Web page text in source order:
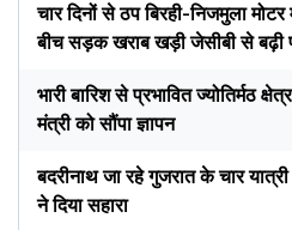
चार दिनों से ठप बिरही-निजमुला
बीच सड़क खराब खड़ी जेसीबी से बढ़ी
भारी बारिश से प्रभावित ज्योतिर्मठ
मंत्री को सौंपा ज्ञापन
बदरीनाथ जा रहे गुजरात के चार
ने दिया सहारा